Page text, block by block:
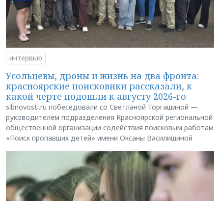
интервью
Усольцевы, дроны и жизнь на два фронта:
красноярские поисковики рассказали, к
какой черте подошли к августу 2026-го
sibnovosti.ru побеседовали со Светланой Торгашиной —
руководителем подразделения Красноярской региональной
общественной организации содействия поисковым работам
«Поиск пропавших детей» имени Оксаны Василишиной